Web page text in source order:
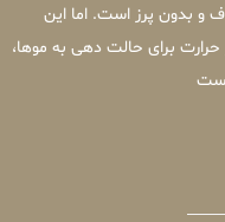
و بدون پرز است. اما این
برای حالت دهی به موها،